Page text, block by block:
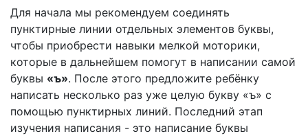
Для начала мы рекомендуем соединять
пунктирные линии отдельных элементов буквы,
чтобы приобрести навыки мелкой моторики,
которые в дальнейшем помогут в написании самой
буквы «ъ». После этого предложите ребёнку
написать несколько раз уже целую букву «ъ» с
помощью пунктирных линий. Последний этап
изучения написания - это написание буквы